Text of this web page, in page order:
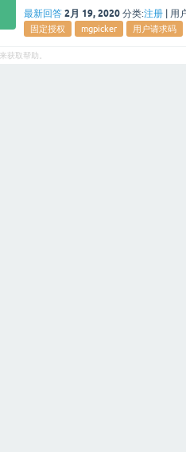
最新回答 2月 19, 2020 分类:注册| 用
固定授权 mgpicker 用户请求码
来获取帮助。